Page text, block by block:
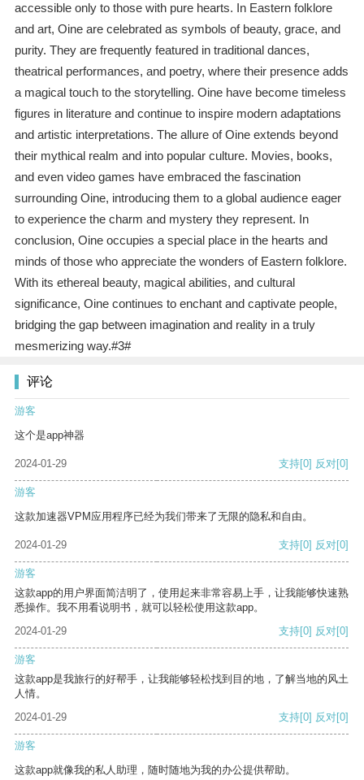
accessible only to those with pure hearts. In Eastern folklore
and art, Oine are celebrated as symbols of beauty, grace, and
purity. They are frequently featured in traditional dances,
theatrical performances, and poetry, where their presence adds
a magical touch to the storytelling. Oine have become timeless
figures in literature and continue to inspire modern adaptations
and artistic interpretations. The allure of Oine extends beyond
their mythical realm and into popular culture. Movies, books,
and even video games have embraced the fascination
surrounding Oine, introducing them to a global audience eager
to experience the charm and mystery they represent. In
conclusion, Oine occupies a special place in the hearts and
minds of those who appreciate the wonders of Eastern folklore.
With its ethereal beauty, magical abilities, and cultural
significance, Oine continues to enchant and captivate people,
bridging the gap between imagination and reality in a truly
mesmerizing way.#3#
评论
游客
这个是app神器
2024-01-29 支持[0] 反对[0]
游客
这款加速器VPM应用程序已经为我们带来了无限的隐私和自由。
2024-01-29 支持[0] 反对[0]
游客
这款app的用户界面简洁明了，使用起来非常容易上手，让我能够快速熟
悉操作。我不用看说明书，就可以轻松使用这款app。
2024-01-29
支持[0] 反对[0]
游客
这款app是我旅行的好帮手，让我能够轻松找到目的地，了解当地的风土
人情。
2024-01-29
支持[0] 反对[0]
游客
这款app就像我的私人助理，随时随地为我的办公提供帮助。